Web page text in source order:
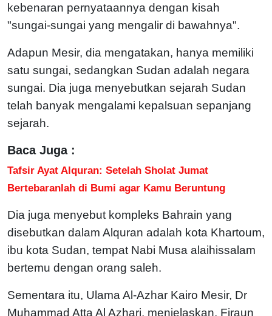
kebenaran pernyataannya dengan kisah
"sungai-sungai yang mengalir di bawahnya".
Adapun Mesir, dia mengatakan, hanya memiliki
satu sungai, sedangkan Sudan adalah negara
sungai. Dia juga menyebutkan sejarah Sudan
telah banyak mengalami kepalsuan sepanjang
sejarah.
Baca Juga :
Tafsir Ayat Alquran: Setelah Sholat Jumat
Bertebaranlah di Bumi agar Kamu Beruntung
Dia juga menyebut kompleks Bahrain yang
disebutkan dalam Alquran adalah kota Khartoum,
ibu kota Sudan, tempat Nabi Musa alaihissalam
bertemu dengan orang saleh.
Sementara itu, Ulama Al-Azhar Kairo Mesir, Dr
Muhammad Atta Al Azhari, menjelaskan, Firaun